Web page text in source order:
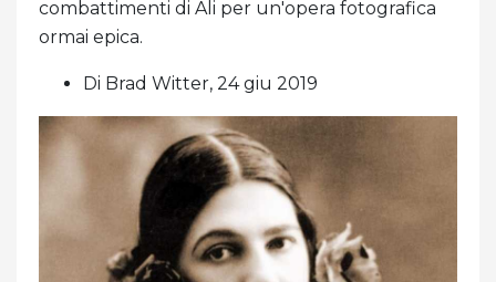
combattimenti di Ali per un'opera fotografica
ormai epica.
Di Brad Witter, 24 giu 2019